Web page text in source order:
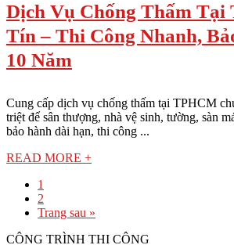
Dịch Vụ Chống Thấm Tại
Tín – Thi Công Nhanh,
10 Năm
Cung cấp dịch vụ chống thấm tại TPHCM
triệt để sân thượng, nhà vệ sinh, tường, sàn
bảo hành dài hạn, thi công ...
READ MORE +
1
2
Trang sau »
CÔNG TRÌNH THI CÔNG